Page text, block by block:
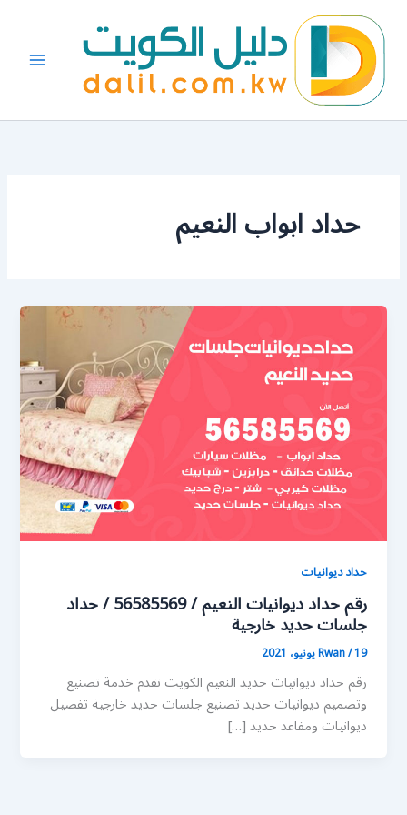
المحتوى
حداد ابواب النعيم
حداد ديوانيات
رقم حداد ديوانيات النعيم / 56585569 / حداد
جلسات حديد خارجية
Rwan/19 يونيو، 2021
رقم حداد ديوانيات حديد النعيم الكويت نقدم خدمة تصنيع
وتصميم ديوانيات حديد تصنيع جلسات حديد خارجية تفصيل
ديوانيات ومقاعد حديد […]